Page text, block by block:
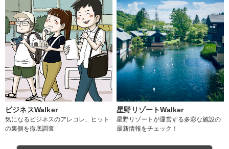
ビジネスWalker
気になるビジネスのアレコレ、ヒット
の裏側を徹底調査
星野リゾートWalker
星野リゾートが運営する多彩な施設の
最新情報をチェック！